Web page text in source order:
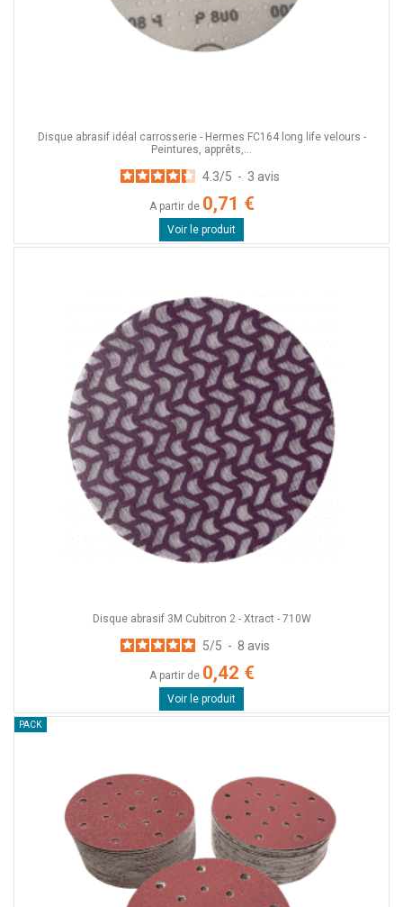
Disque abrasif idéal carrosserie - Hermes FC164 long life velours -
Peintures, apprêts,...
4.3/5 - 3 avis
A partir de 0,71 €
Voir le produit
Disque abrasif 3M Cubitron 2 - Xtract - 710W
5/5 - 8 avis
A partir de 0,42 €
Voir le produit
PACK